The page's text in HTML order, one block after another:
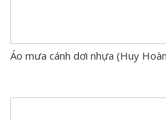
Áo mưa cánh dơi nhựa (Huy